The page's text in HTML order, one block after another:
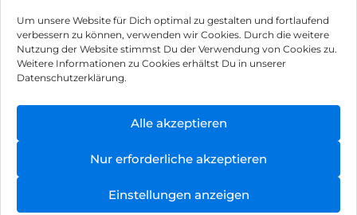
Um unsere Website für Dich optimal zu gestalten und fortlaufend
verbessern zu können, verwenden wir Cookies. Durch die weitere
Nutzung der Website stimmst Du der Verwendung von Cookies zu.
Weitere Informationen zu Cookies erhältst Du in unserer
Datenschutzerklärung.
Alle akzeptieren
Nur erforderliche akzeptieren
Einstellungen anzeigen
Impressum
Hinweis zur Batterieentsorgung
Newsletter